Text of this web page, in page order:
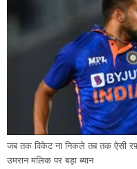
जब तक विकेट ना निकले तब तक ऐसी
उमरान मलिक पर बड़ा ब्यान